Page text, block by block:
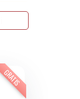
GRATIS